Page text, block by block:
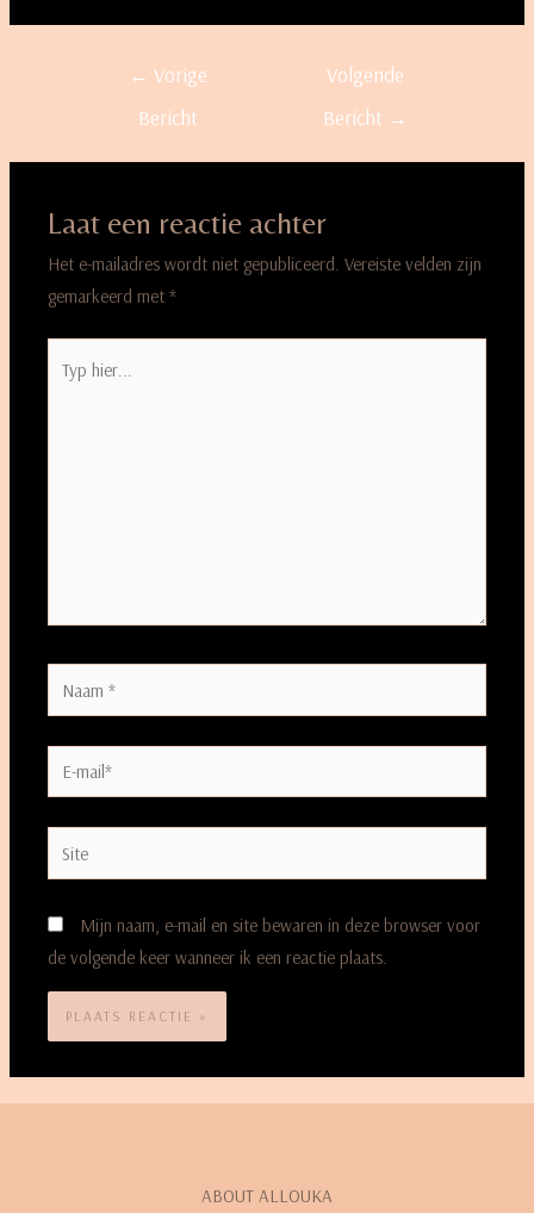
← Vorige
Bericht
Volgende
Bericht →
Laat een reactie achter
Het e-mailadres wordt niet gepubliceerd. Vereiste velden zijn
gemarkeerd met*
Mijn naam, e-mail en site bewaren in deze browser voor
de volgende keer wanneer ik een reactie plaats.
ABOUT ALLOUKA